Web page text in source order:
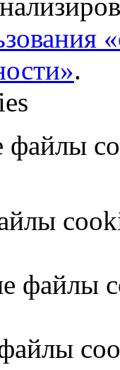
.
файлы
файлы